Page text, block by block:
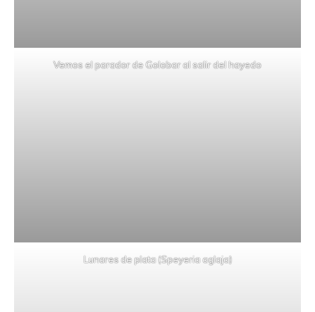
Vemos el parador de Golobar al salir del hayedo
Lunares de plata (Speyeria aglaja)